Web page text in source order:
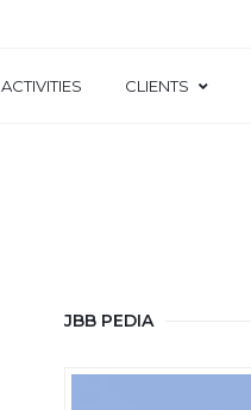
ACTIVITIES CLIENTS
JBB PEDIA